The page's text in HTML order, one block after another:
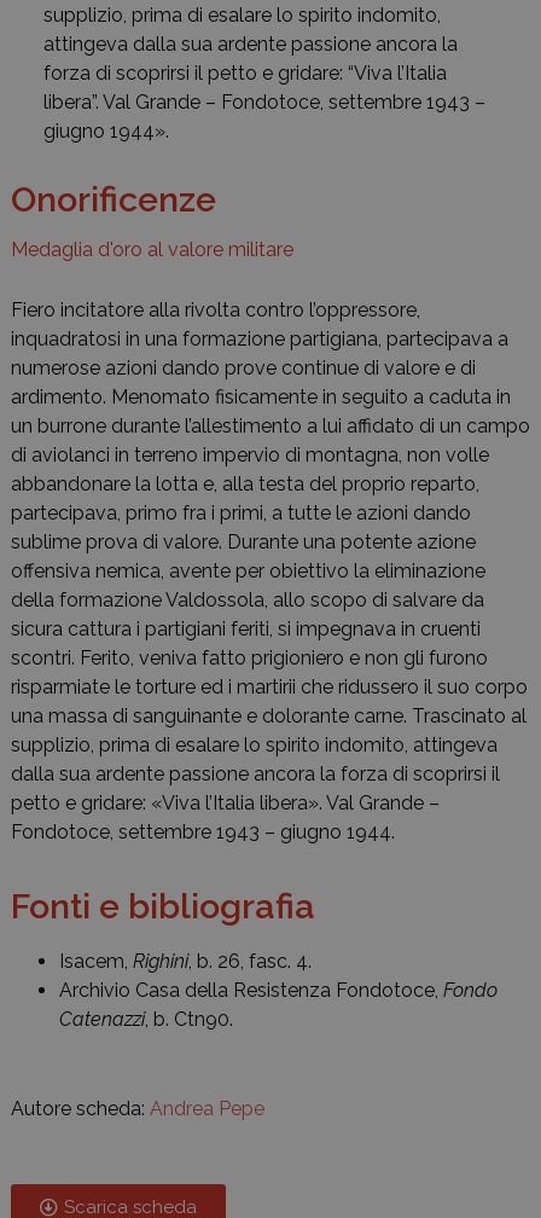
supplizio, prima di esalare lo spirito indomito,
attingeva dalla sua ardente passione ancora la
forza di scoprirsi il petto e gridare: “Viva l’Italia
libera”. Val Grande – Fondotoce, settembre 1943 –
giugno 1944».
Onorificenze
Medaglia d'oro al valore militare
Fiero incitatore alla rivolta contro l’oppressore,
inquadratosi in una formazione partigiana, partecipava a
numerose azioni dando prove continue di valore e di
ardimento. Menomato fisicamente in seguito a caduta in
un burrone durante l’allestimento a lui affidato di un campo
di aviolanci in terreno impervio di montagna, non volle
abbandonare la lotta e, alla testa del proprio reparto,
partecipava, primo fra i primi, a tutte le azioni dando
sublime prova di valore. Durante una potente azione
offensiva nemica, avente per obiettivo la eliminazione
della formazione Valdossola, allo scopo di salvare da
sicura cattura i partigiani feriti, si impegnava in cruenti
scontri. Ferito, veniva fatto prigioniero e non gli furono
risparmiate le torture ed i martirii che ridussero il suo corpo
una massa di sanguinante e dolorante carne. Trascinato al
supplizio, prima di esalare lo spirito indomito, attingeva
dalla sua ardente passione ancora la forza di scoprirsi il
petto e gridare: «Viva l’Italia libera». Val Grande –
Fondotoce, settembre 1943 – giugno 1944.
Fonti e bibliografia
Isacem, Righini, b. 26, fasc. 4.
Archivio Casa della Resistenza Fondotoce, Fondo
Catenazzi, b. Ctn90.
Autore scheda: Andrea Pepe
Scarica scheda